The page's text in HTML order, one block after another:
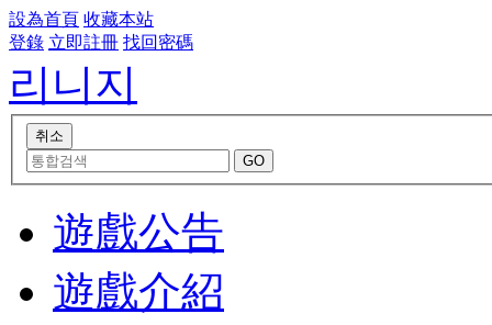
設為首頁 收藏本站
登錄 立即註冊 找回密碼
리니지
遊戲公告
遊戲介紹